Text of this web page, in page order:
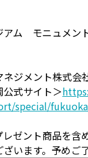
アム モニュメ
ジメント株式会
式サイト＞
special/
ゼント商品を含
います。予めご